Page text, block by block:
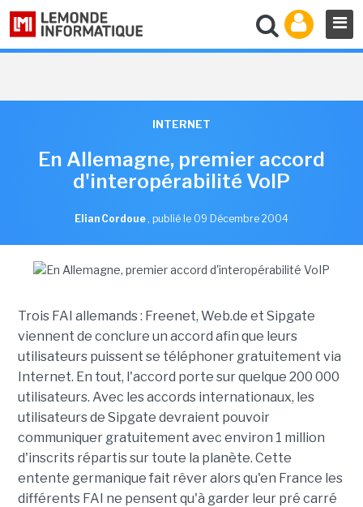
INTERNET
En Allemagne, premier accord
d'interopérabilité VoIP
Elian Cordoue , publié le 09 Décembre 2004
Trois FAI allemands : Freenet, Web.de et Sipgate
viennent de conclure un accord afin que leurs
utilisateurs puissent se téléphoner gratuitement via
Internet. En tout, l'accord porte sur quelque 200 000
utilisateurs. Avec les accords internationaux, les
utilisateurs de Sipgate devraient pouvoir
communiquer gratuitement avec environ 1 million
d'inscrits répartis sur toute la planète. Cette
entente germanique fait rêver alors qu'en France les
différents FAI ne pensent qu'à garder leur pré carré